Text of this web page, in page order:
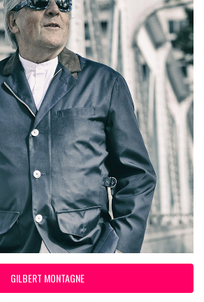
GILBERT MONTAGNE